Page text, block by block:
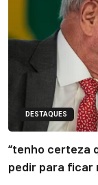
DESTAQUES
“tenho certeza
pedir para ficar